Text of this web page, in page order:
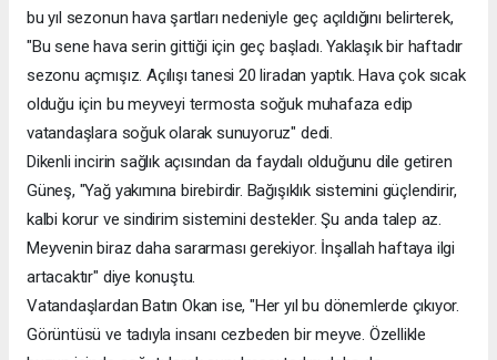
bu yıl sezonun hava şartları nedeniyle geç açıldığını belirterek,
"Bu sene hava serin gittiği için geç başladı. Yaklaşık bir haftadır
sezonu açmışız. Açılışı tanesi 20 liradan yaptık. Hava çok sıcak
olduğu için bu meyveyi termosta soğuk muhafaza edip
vatandaşlara soğuk olarak sunuyoruz" dedi.
Dikenli incirin sağlık açısından da faydalı olduğunu dile getiren
Güneş, "Yağ yakımına birebirdir. Bağışıklık sistemini güçlendirir,
kalbi korur ve sindirim sistemini destekler. Şu anda talep az.
Meyvenin biraz daha sararması gerekiyor. İnşallah haftaya ilgi
artacaktır" diye konuştu.
Vatandaşlardan Batın Okan ise, "Her yıl bu dönemlerde çıkıyor.
Görüntüsü ve tadıyla insanı cezbeden bir meyve. Özellikle